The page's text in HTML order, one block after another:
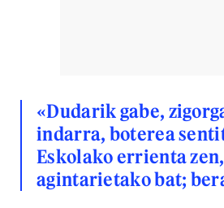
«Dudarik gabe,
indarra, boterea
Eskolako errienta
agintarietako bat;